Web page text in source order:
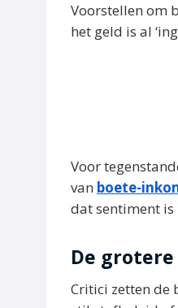
Voorstellen om
het geld is al
Voor
van boete-
dat sentiment
De
Critici zetten de